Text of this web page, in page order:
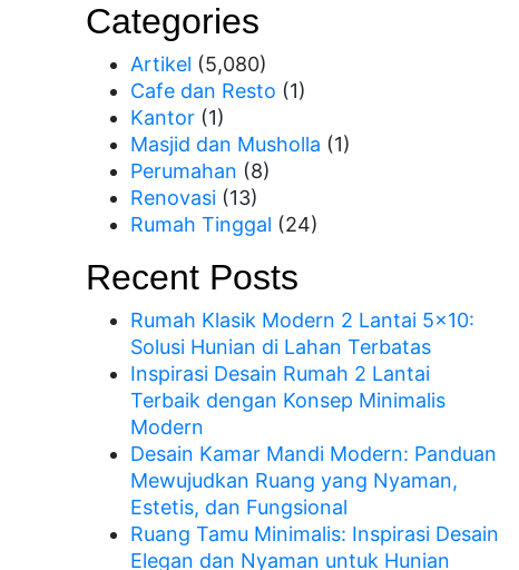
Categories
Artikel (5,080)
Cafe dan Resto (1)
Kantor (1)
Masjid dan Musholla (1)
Perumahan (8)
Renovasi (13)
Rumah Tinggal (24)
Recent Posts
Rumah Klasik Modern 2 Lantai 5×10:
Solusi Hunian di Lahan Terbatas
Inspirasi Desain Rumah 2 Lantai
Terbaik dengan Konsep Minimalis
Modern
Desain Kamar Mandi Modern: Panduan
Mewujudkan Ruang yang Nyaman,
Estetis, dan Fungsional
Ruang Tamu Minimalis: Inspirasi Desain
Elegan dan Nyaman untuk Hunian